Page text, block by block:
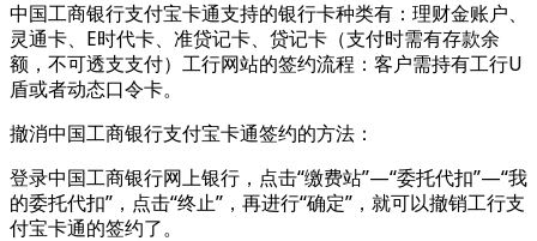
中国工商银行支付宝卡通支持的银行卡种类有：理财金账户、
灵通卡、E时代卡、准贷记卡、贷记卡（支付时需有存款余
额，不可透支支付）工行网站的签约流程：客户需持有工行U
盾或者动态口令卡。
撤消中国工商银行支付宝卡通签约的方法：
登录中国工商银行网上银行，点击“缴费站”—“委托代扣”—“我
的委托代扣”，点击“终止”，再进行“确定”，就可以撤销工行支
付宝卡通的签约了。